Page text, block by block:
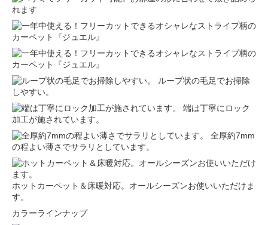
ループ状の毛足でお掃除
しやすい。
端は丁寧にロック
加工が施されています。
全厚約7mm
の程よい薄さでサラリとしています。
ホットカーペット＆床暖対応。オールシーズンお使いいただけま
す。
カラーラインナップ